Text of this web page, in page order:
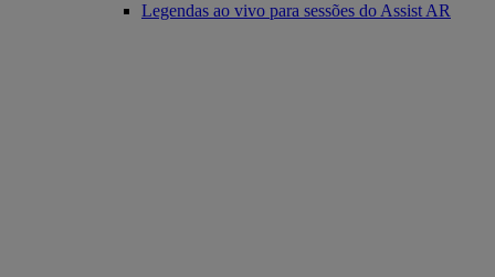
Legendas ao vivo para sessões do Assist AR